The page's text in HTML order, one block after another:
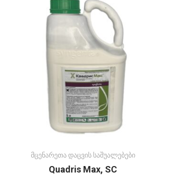
მცენარეთა დაცვის საშუალებები
Quadris Max, SC